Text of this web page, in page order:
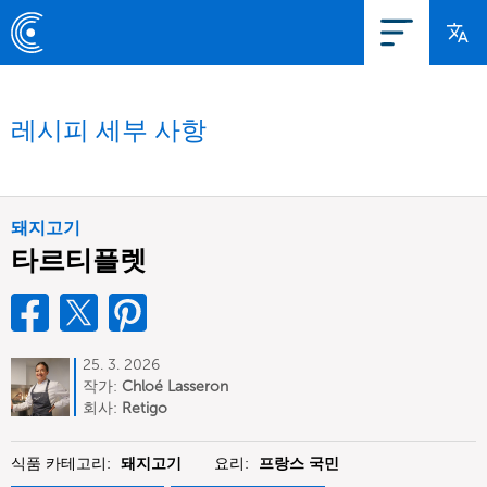
레시피 세부 사항
돼지고기
타르티플렛
25. 3. 2026
작가: Chloé Lasseron
회사: Retigo
식품 카테고리: 돼지고기 요리: 프랑스 국민